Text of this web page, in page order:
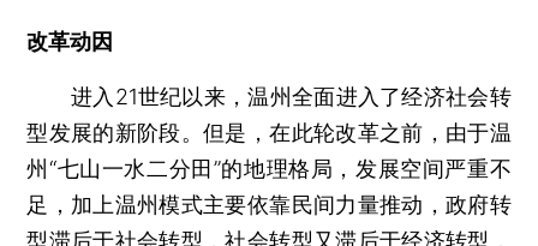
改革动因
进入21世纪以来，温州全面进入了经济社会转
型发展的新阶段。但是，在此轮改革之前，由于温
州“七山一水二分田”的地理格局，发展空间严重不
足，加上温州模式主要依靠民间力量推动，政府转
型滞后于社会转型，社会转型又滞后于经济转型，